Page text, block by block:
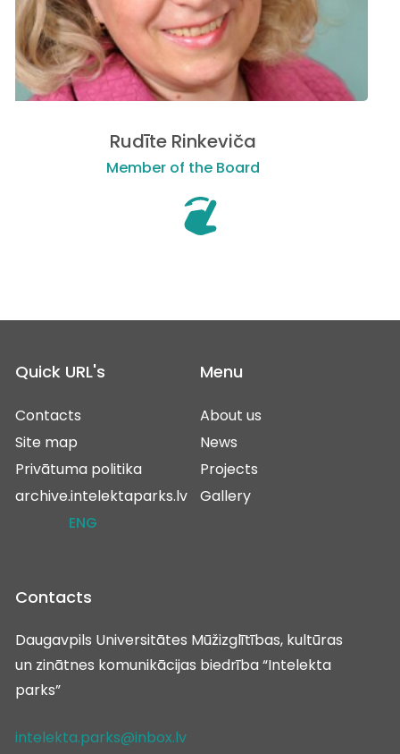
Rudīte Rinkeviča
Member of the Board
Quick URL's
Contacts
Site map
Privātuma politika
archive.intelektaparks.lv
ENG
Menu
About us
News
Projects
Gallery
Contacts
Daugavpils Universitātes Mūžizglītības, kultūras
un zinātnes komunikācijas biedrība “Intelekta
parks”
intelekta.parks@inbox.lv